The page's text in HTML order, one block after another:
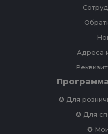
Адреса
✪ Для
✪ Для
✪